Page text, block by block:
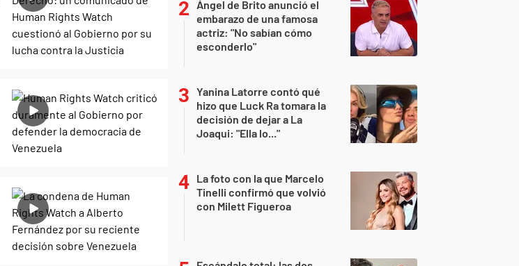
Ángel de Brito anunció el
embarazo de una famosa
actriz: "No sabían cómo
esconderlo"
Yanina Latorre contó qué
hizo que Luck Ra tomara la
decisión de dejar a La
Joaqui: "Ella lo..."
La foto con la que Marcelo
Tinelli confirmó que volvió
con Milett Figueroa